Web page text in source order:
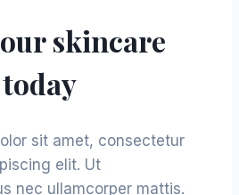
skincare
today
sit amet, consectetur
elit. Ut
nec ullamcorper mattis.